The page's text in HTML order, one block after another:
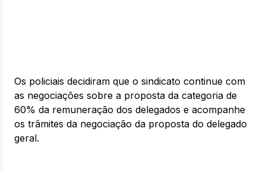
Os policiais decidiram que o sindicato continue com
as negociações sobre a proposta da categoria de
60% da remuneração dos delegados e acompanhe
os trâmites da negociação da proposta do delegado
geral.